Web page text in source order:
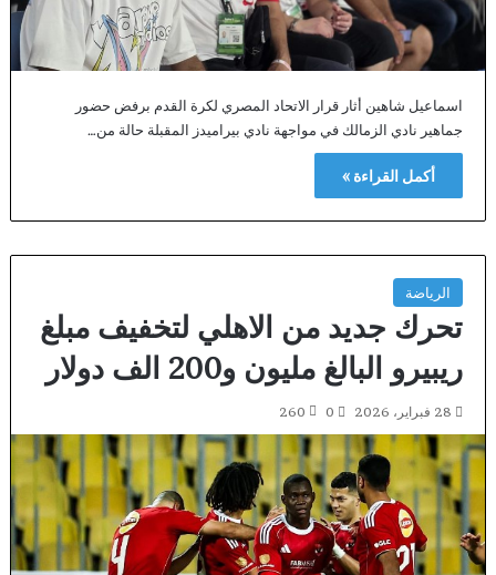
اسماعيل شاهين أثار قرار الاتحاد المصري لكرة القدم برفض حضور
جماهير نادي الزمالك في مواجهة نادي بيراميدز المقبلة حالة من…
أكمل القراءة »
الرياضة
تحرك جديد من الاهلي لتخفيف مبلغ
ريبيرو البالغ مليون و200 الف دولار
28 فبراير، 2026 0
260